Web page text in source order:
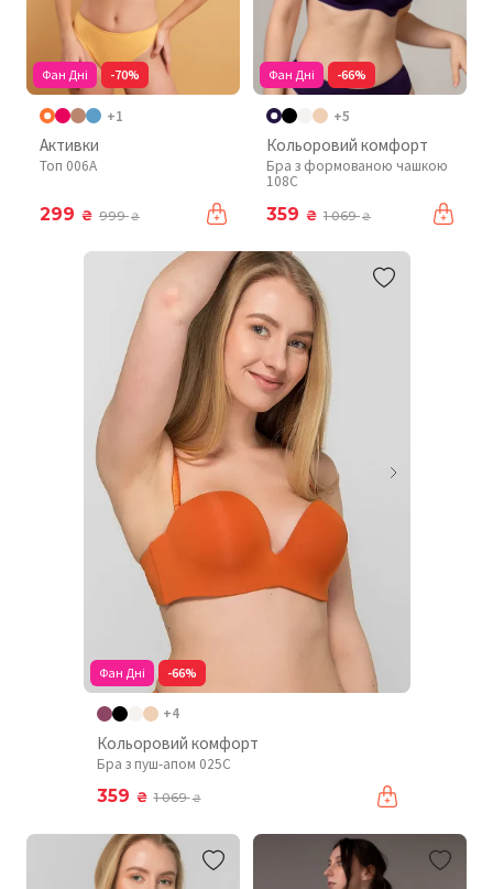
Фан Дні -70%
+1
Активки
Топ 006A
299 ₴ 999₴
Фан Дні -66%
+5
Кольоровий комфорт
Бра з формованою чашкою
108C
359 ₴ 1 069₴
Фан Дні -66%
+4
Кольоровий комфорт
Бра з пуш-апом 025C
359 ₴ 1 069₴